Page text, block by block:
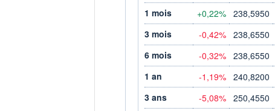
1 mois
+0,22% 238,5950
3 mois
-0,42% 238,6550
6 mois
-0,32% 238,6550
1 an
-1,19% 240,8200
3 ans
-5,08% 250,4550